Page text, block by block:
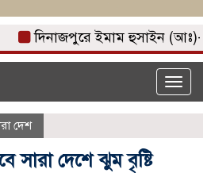
দিনাজপুরে ইমাম হুসাইন (আঃ)-এর
Toggle
দেশ
সারা দেশে ঝুম বৃষ্টি